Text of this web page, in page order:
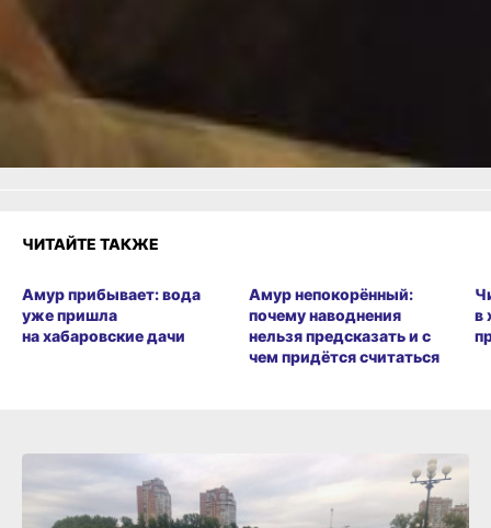
Как вам материал?
Огонь!
Удивило
Злость
Разочарование
ЧИТАЙТЕ ТАКЖЕ
Амур прибывает: вода
уже пришла
на хабаровские дачи
Амур непокорённый:
почему наводнения
нельзя предсказать и с
чем придётся считаться
в